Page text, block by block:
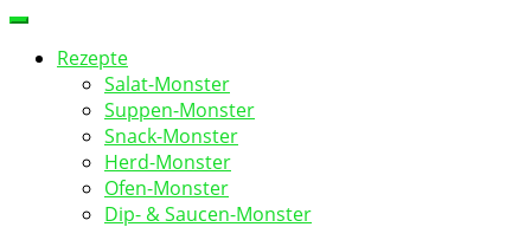
Rezepte
Salat-Monster
Suppen-Monster
Snack-Monster
Herd-Monster
Ofen-Monster
Dip- & Saucen-Monster